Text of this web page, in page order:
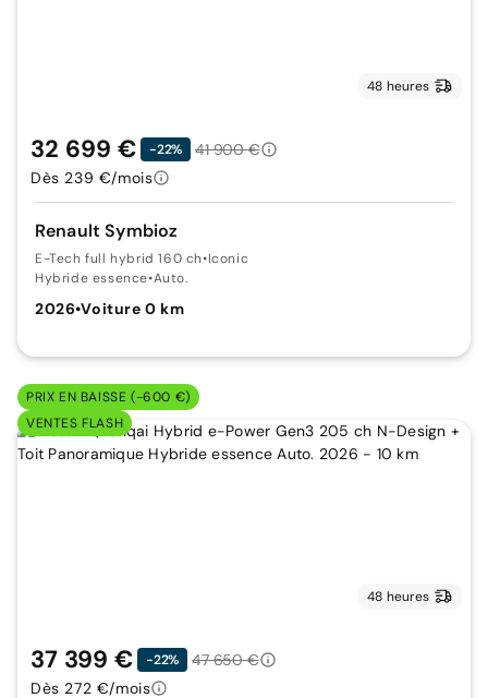
48 heures
Renault Symbioz
E-Tech full hybrid 160 ch•Iconic
Hybride essence•Auto.
2026•Voiture 0 km
32 699 € -22%
41 900 €
Dès 239 €/mois
PRIX EN BAISSE (-600 €)
VENTES FLASH
48 heures
37 399 € -22%
47 650 €
Dès 272 €/mois